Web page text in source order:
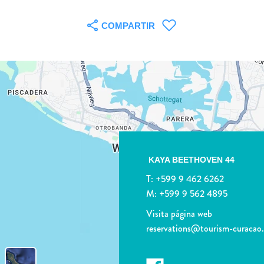
COMPARTIR
KAYA BEETHOVEN 44
T: +599 9 462 6262
M: +599 9 562 4895
Visita página web
reservations@tourism-